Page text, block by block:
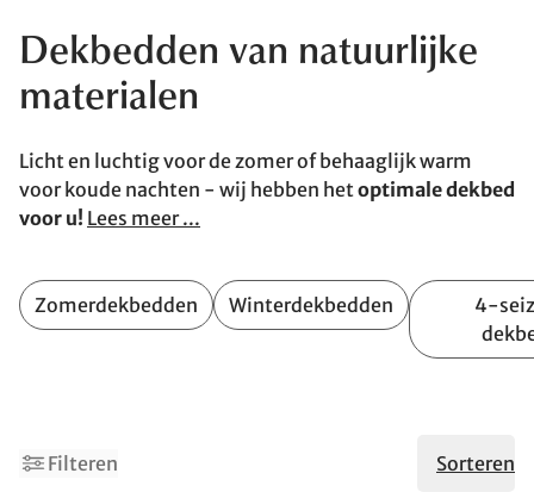
Dekbedden van natuurlijke
materialen
Licht en luchtig voor de zomer of behaaglijk warm
voor koude nachten - wij hebben hetoptimale dekbed
voor u! Lees meer ...
Zomerdekbedden Winterdekbedden
4-
Filteren Sorteren